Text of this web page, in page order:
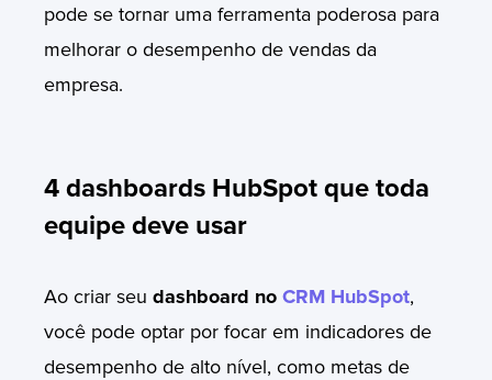
pode se tornar uma ferramenta poderosa para
melhorar o desempenho de vendas da
empresa.
4 dashboards HubSpot que toda
equipe deve usar
Ao criar seu dashboard no CRM HubSpot,
você pode optar por focar em indicadores de
desempenho de alto nível, como metas de